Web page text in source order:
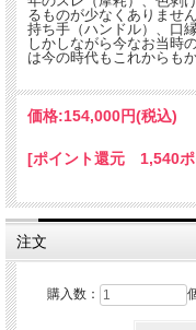
るものが少なくありません
持ち手（ハンドル）、口
しかしながら今なお当時
は今の時代もこれからも
価格:154,000円(税込)
[ポイント還元 1,540ポ
注文
購入数：